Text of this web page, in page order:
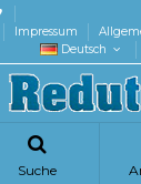
Impressum
Deutsch
Suche